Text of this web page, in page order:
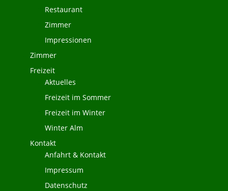
Restaurant
Zimmer
Impressionen
Zimmer
Freizeit
Aktuelles
Freizeit im Sommer
Freizeit im Winter
Winter Alm
Kontakt
Anfahrt & Kontakt
Impressum
Datenschutz